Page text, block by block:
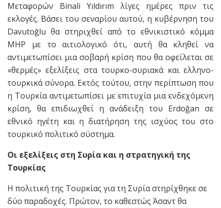
Μεταφορών Binali Yıldırım λίγες ημέρες πριν τις
εκλογές. Βάσει του σεναρίου αυτού, η κυβέρνηση του
Davutoğlu θα στηριχθεί από το εθνικιστικό κόμμα
MHP με το αιτιολογικό ότι, αυτή θα κληθεί να
αντιμετωπίσει μια σοβαρή κρίση που θα οφείλεται σε
«θερμές» εξελίξεις στα τουρκο-συριακά και ελληνο-
τουρκικά σύνορα. Εκτός τούτου, στην περίπτωση που
η Τουρκία αντιμετωπίσει με επιτυχία μια ενδεχόμενη
κρίση, θα επιδιωχθεί η ανάδειξη του Erdoğan σε
εθνικό ηγέτη και η διατήρηση της ισχύος του στο
τουρκικό πολιτικό σύστημα.
Οι εξελίξεις στη Συρία και η στρατηγική της
Τουρκίας
Η πολιτική της Τουρκίας για τη Συρία στηρίχθηκε σε
δύο παραδοχές. Πρώτον, το καθεστώς Άσαντ θα